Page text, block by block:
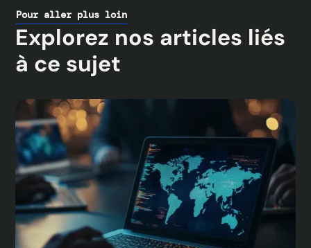
Pour aller plus loin
Explorez nos articles liés
à ce sujet